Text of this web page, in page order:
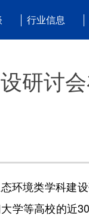
行业信息
研讨
环境类学科建
学等高校的近